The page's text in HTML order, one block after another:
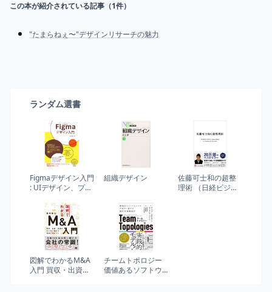
この本が紹介されている記事（1件）
"たまらねぇ〜"デザインリサーチの魅力
ランダム選書
Figmaデザイン入門
: UIデザイン、プロ
チームメンバーと
の連携まで : 日本語
版対応
組織デザイン
佐藤可士和の超整
理術 （日経ビジネ
図解でわかるM&A
入門 買収・出資・
チームトポロジー
価値あるソフトウ